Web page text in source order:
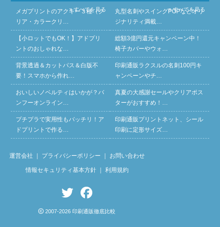
» すべてを見る
メガプリントのアクキー３種（ク
リア・カラークリ…
【小ロットでもOK！】アドプリ
ントのおしゃれな…
背景透過＆カットパス＆白版不
要！スマホから作れ…
おいしいノベルティはいかが？バ
ンフーオンライン…
プチプラで実用性もバッチリ！ア
ドプリントで作る…
» すべてを見る
丸型名刺やスイングPOPなどオリ
ジナリティ満載…
総額3億円還元キャンペーン中！
椅子カバーやウォ…
印刷通販ラクスルの名刺100円キ
ャンペーンやチ…
真夏の大感謝セールやクリアポス
ターがおすすめ！…
印刷通販プリントネット、シール
印刷に定形サイズ…
運営会社 プライバシーポリシー お問い合わせ
情報セキュリティ基本方針｜ 利用規約
2007-2026 印刷通販徹底比較